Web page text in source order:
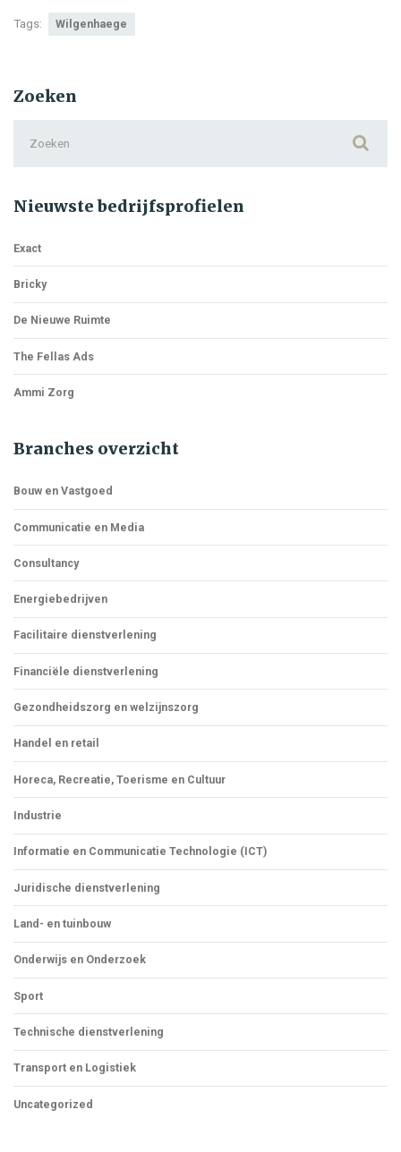
Tags: Wilgenhaege
Zoeken
for:
Nieuwste bedrijfsprofielen
Exact
Bricky
De Nieuwe Ruimte
The Fellas Ads
Ammi Zorg
Branches overzicht
Bouw en Vastgoed
Communicatie en Media
Consultancy
Energiebedrijven
Facilitaire dienstverlening
Financiële dienstverlening
Gezondheidszorg en welzijnszorg
Handel en retail
Horeca, Recreatie, Toerisme en Cultuur
Industrie
Informatie en Communicatie Technologie (ICT)
Juridische dienstverlening
Land- en tuinbouw
Onderwijs en Onderzoek
Sport
Technische dienstverlening
Transport en Logistiek
Uncategorized